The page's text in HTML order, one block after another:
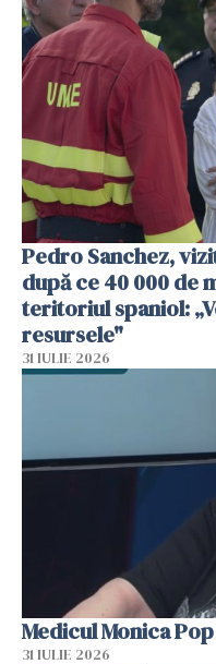
Pedro Sanchez,
după ce 40 000 de
teritoriul spaniol:
resursele"
31 IULIE 2026
Medicul Monica
31 IULIE 2026